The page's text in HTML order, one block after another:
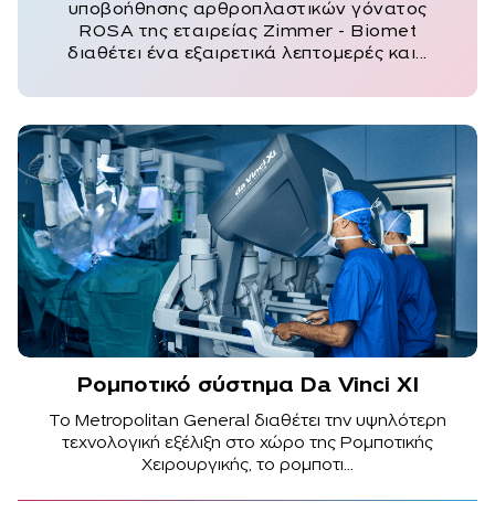
υποβοήθησης αρθροπλαστικών γόνατος
ROSA της εταιρείας Zimmer - Biomet
διαθέτει ένα εξαιρετικά λεπτομερές και...
Ρομποτικό σύστημα Da Vinci XI
Το Metropolitan General διαθέτει την υψηλότερη
τεχνολογική εξέλιξη στο χώρο της Ρομποτικής
Χειρουργικής, το ρομποτι...